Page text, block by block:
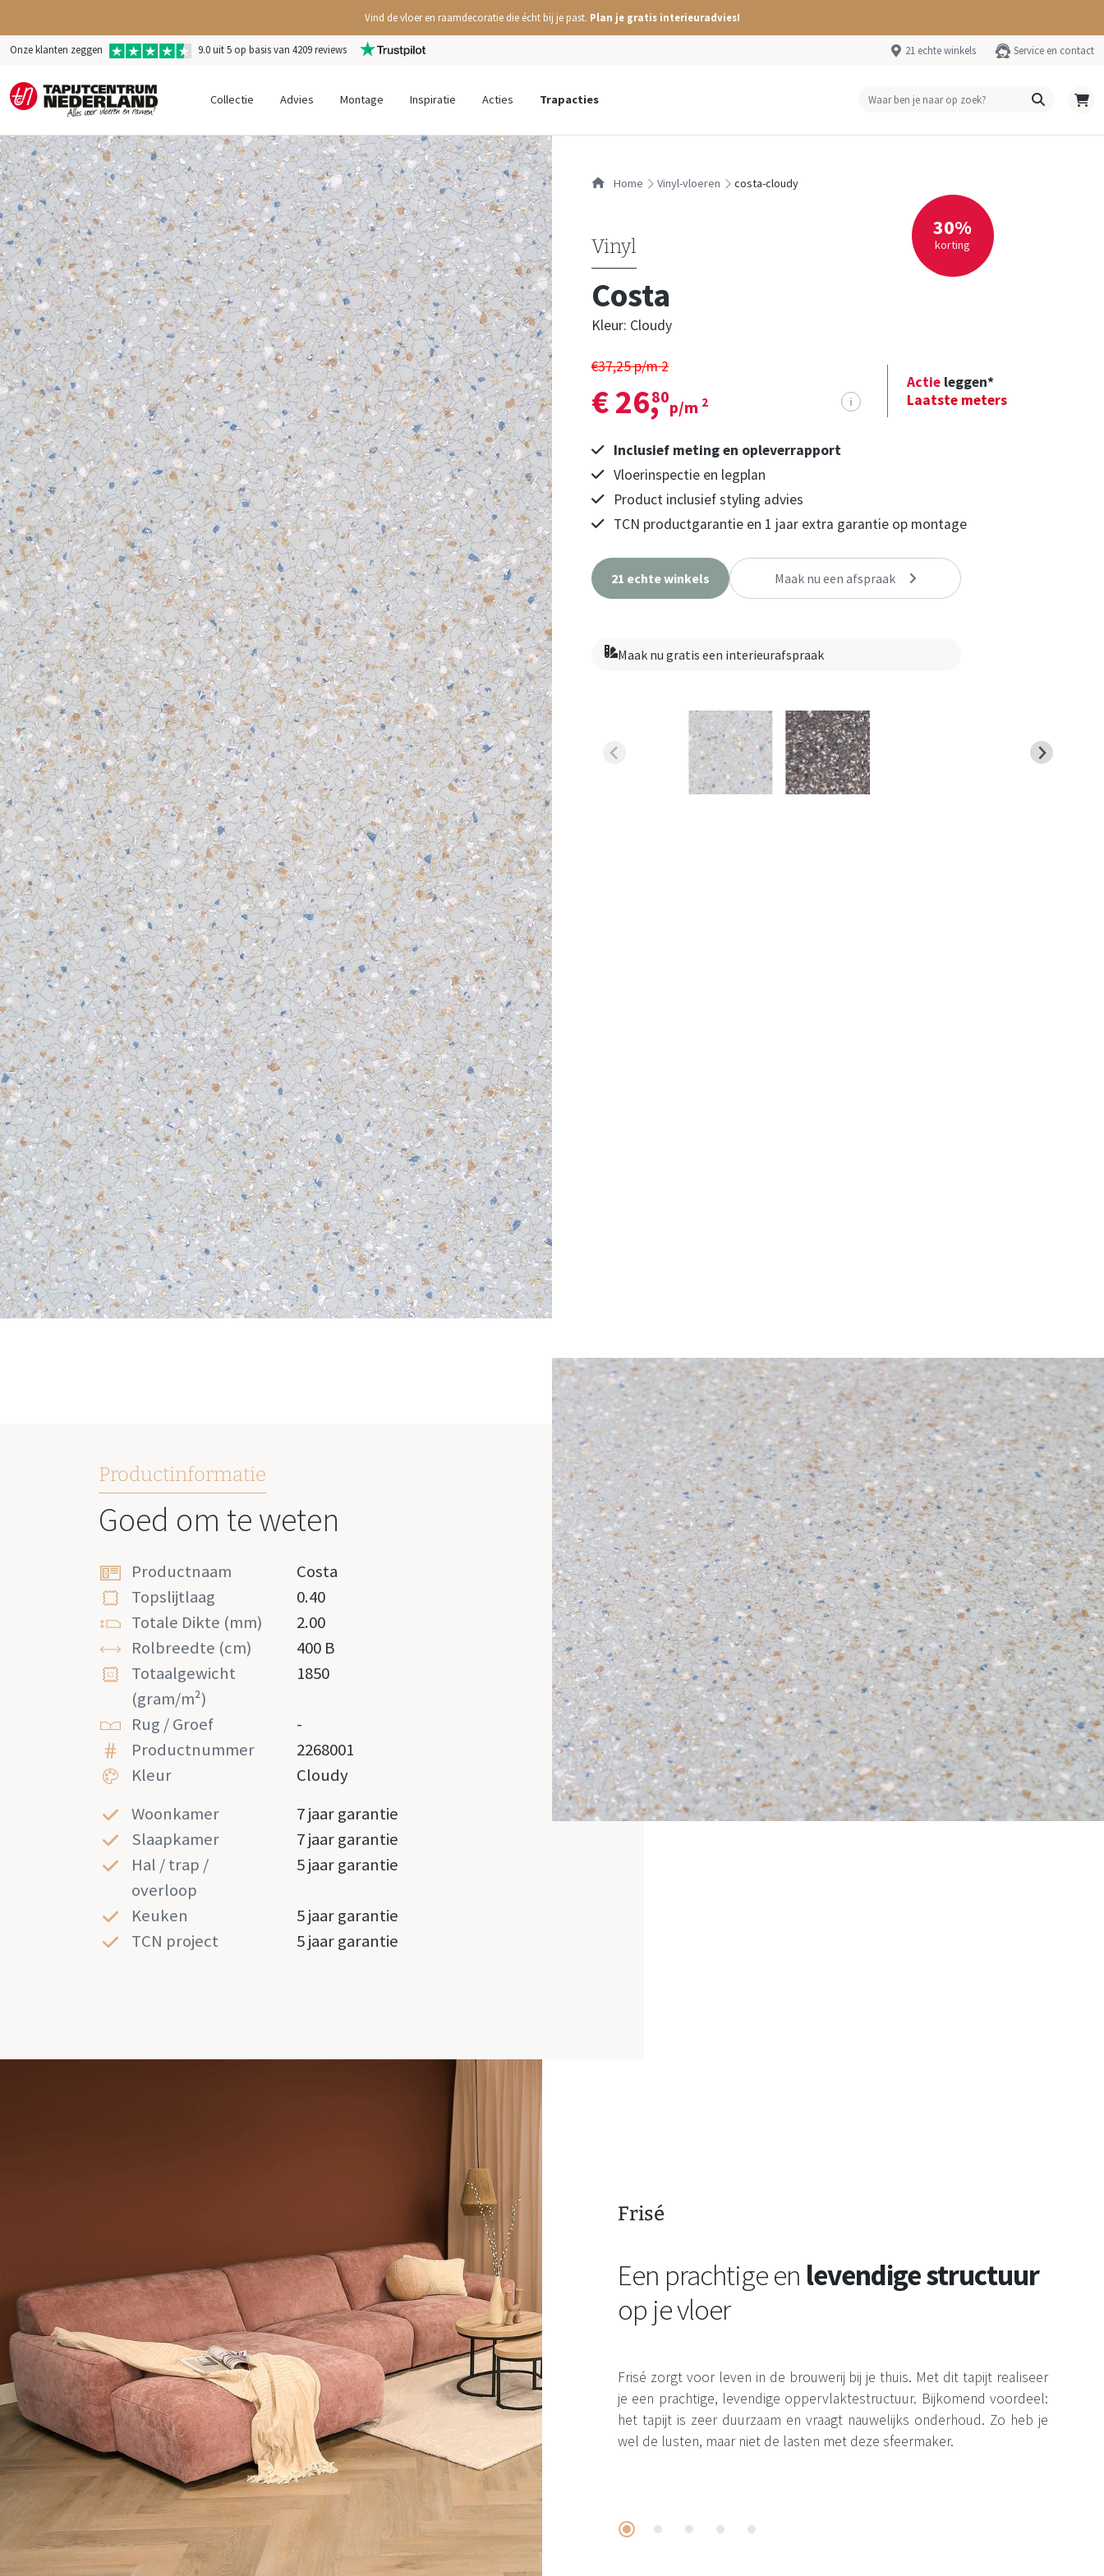
Vind de vloer en raamdecoratie die écht bij je past. Plan je gratis interieuradvies!
Onze klanten zeggen 9.0 uit 5 op basis van 4209 reviews 21 echte winkels Service en contact
Collectie Advies Montage Inspiratie Acties Trapacties
Home vinyl-vloeren costa-cloudy
Vinyl
Costa
Kleur: Cloudy
€37,25 p/m2
€ 26,
80
p/m 2 i
Actie leggen*
Laatste meters
Inclusief meting en opleverrapport
Vloerinspectie en legplan
Product inclusief styling advies
TCN productgarantie en 1 jaar extra garantie op montage
21 echte winkels Maak nu een afspraak
Maak nu gratis een interieurafspraak
30%
korting
Productinformatie
Goed om te weten
Productnaam
Costa
Topslijtlaag
0.40
Totale Dikte (mm)
2.00
Rolbreedte (cm)
400 B
Totaalgewicht
(gram/m²)
1850
Rug / Groef
-
Productnummer
2268001
Kleur
Cloudy
Woonkamer
7 jaar garantie
Slaapkamer
7 jaar garantie
Hal / trap /
overloop
5 jaar garantie
Keuken
5 jaar garantie
TCN project
5 jaar garantie
Frisé
Een prachtige en levendige structuur
op je vloer
Frisé zorgt voor leven in de brouwerij bij je thuis. Met dit tapijt realiseer
je een prachtige, levendige oppervlaktestructuur. Bijkomend voordeel:
het tapijt is zeer duurzaam en vraagt nauwelijks onderhoud. Zo heb je
wel de lusten, maar niet de lasten met deze sfeermaker.